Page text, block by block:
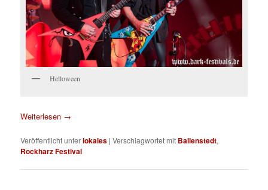
Helloween
Weiterlesen →
Veröffentlicht unterlokales |Verschlagwortet mit Ballenstedt,
Rockharz Festival